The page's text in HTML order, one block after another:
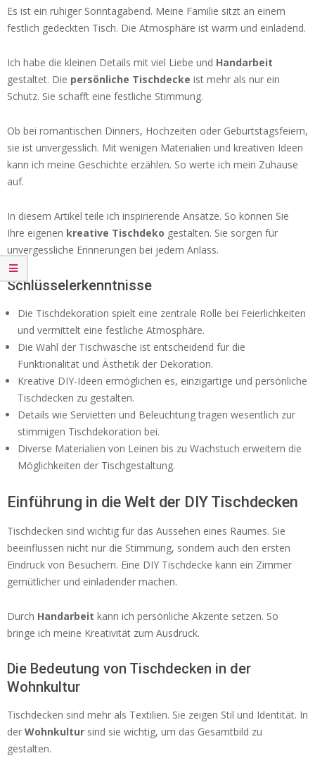
Es ist ein ruhiger Sonntagabend. Meine Familie sitzt an einem
festlich gedeckten Tisch. Die Atmosphäre ist warm und einladend.
Ich habe die kleinen Details mit viel Liebe und Handarbeit
gestaltet. Die persönliche Tischdecke ist mehr als nur ein
Schutz. Sie schafft eine festliche Stimmung.
Ob bei romantischen Dinners, Hochzeiten oder Geburtstagsfeiern,
sie ist unvergesslich. Mit wenigen Materialien und kreativen Ideen
kann ich meine Geschichte erzählen. So werte ich mein Zuhause
auf.
In diesem Artikel teile ich inspirierende Ansätze. So können Sie
Ihre eigenen kreative Tischdeko gestalten. Sie sorgen für
unvergessliche Erinnerungen bei jedem Anlass.
Schlüsselerkenntnisse
Die Tischdekoration spielt eine zentrale Rolle bei Feierlichkeiten
und vermittelt eine festliche Atmosphäre.
Die Wahl der Tischwäsche ist entscheidend für die
Funktionalität und Ästhetik der Dekoration.
Kreative DIY-Ideen ermöglichen es, einzigartige und persönliche
Tischdecken zu gestalten.
Details wie Servietten und Beleuchtung tragen wesentlich zur
stimmigen Tischdekoration bei.
Diverse Materialien von Leinen bis zu Wachstuch erweitern die
Möglichkeiten der Tischgestaltung.
Einführung in die Welt der DIY Tischdecken
Tischdecken sind wichtig für das Aussehen eines Raumes. Sie
beeinflussen nicht nur die Stimmung, sondern auch den ersten
Eindruck von Besuchern. Eine DIY Tischdecke kann ein Zimmer
gemütlicher und einladender machen.
Durch Handarbeit kann ich persönliche Akzente setzen. So
bringe ich meine Kreativität zum Ausdruck.
Die Bedeutung von Tischdecken in der
Wohnkultur
Tischdecken sind mehr als Textilien. Sie zeigen Stil und Identität. In
der Wohnkultur sind sie wichtig, um das Gesamtbild zu
gestalten.